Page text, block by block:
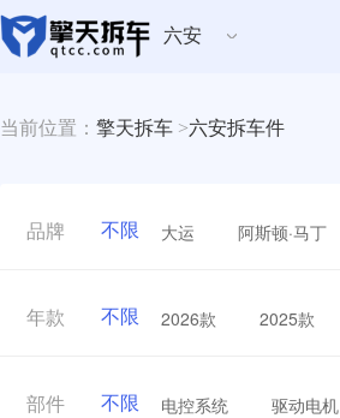
六安
当前位置： 擎天拆车 >六安拆车件
品牌 不限 大运 阿斯顿·马丁
年款 不限 2026款 2025款
部件 不限 电控系统 驱动电机